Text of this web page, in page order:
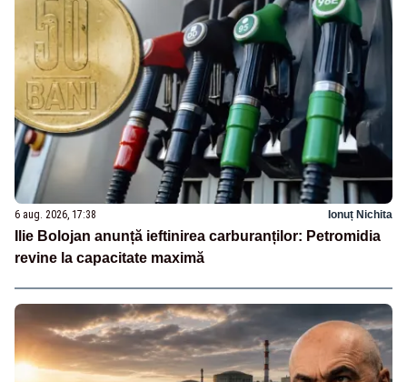
6 aug. 2026, 17:38 Ionuț Nichita
Ilie Bolojan anunță ieftinirea carburanților: Petromidia
revine la capacitate maximă